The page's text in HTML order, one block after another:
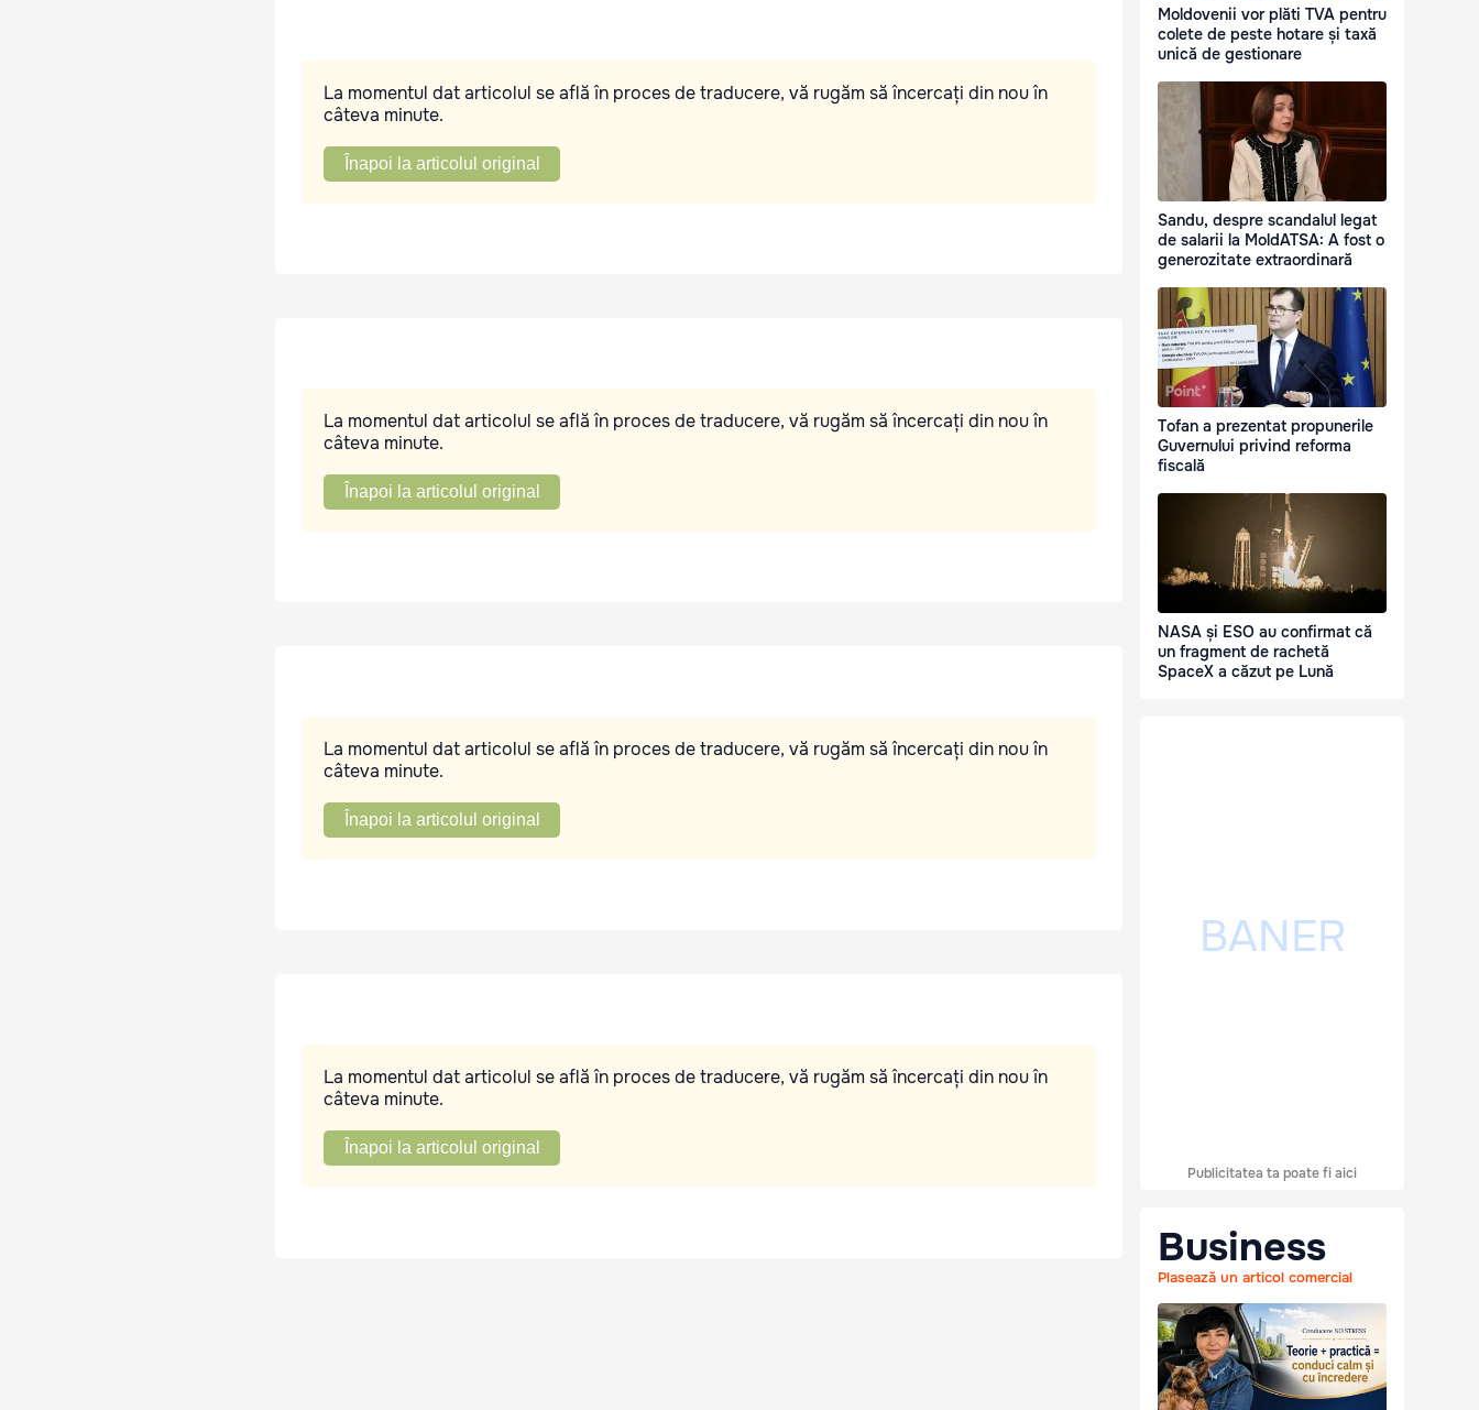
La momentul dat articolul se află în proces de traducere, vă rugăm să încercați din nou în
câteva minute.
Înapoi la articolul original
La momentul dat articolul se află în proces de traducere, vă rugăm să încercați din nou în
câteva minute.
Înapoi la articolul original
La momentul dat articolul se află în proces de traducere, vă rugăm să încercați din nou în
câteva minute.
Înapoi la articolul original
La momentul dat articolul se află în proces de traducere, vă rugăm să încercați din nou în
câteva minute.
Înapoi la articolul original
Moldovenii vor plăti TVA pentru
colete de peste hotare și taxă
unică de gestionare
Sandu, despre scandalul legat
de salarii la MoldATSA: A fost o
generozitate extraordinară
Tofan a prezentat propunerile
Guvernului privind reforma
fiscală
NASA și ESO au confirmat că
un fragment de rachetă
SpaceX a căzut pe Lună
Publicitatea ta poate fi aici
Business
Plasează un articol comercial